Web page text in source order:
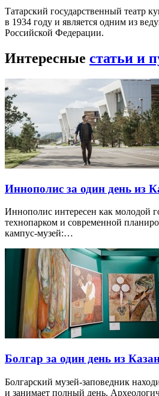
Татарский государственный театр
в 1934 году и является одним из
Российской Федерации.
Интересные статьи и
Иннополис за один день из
Иннополис интересен как молодой
технопарком и современной
кампус-музей:…
Болгар за один день из
Болгарский музей-заповедник
и занимает полный день.